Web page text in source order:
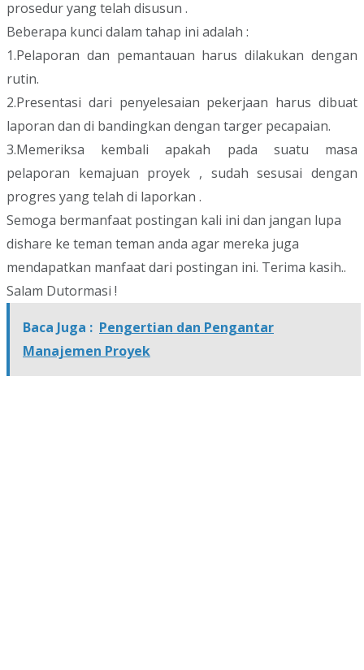
prosedur yang telah disusun .
Beberapa kunci dalam tahap ini adalah :
1.Pelaporan dan pemantauan harus dilakukan dengan
rutin.
2.Presentasi dari penyelesaian pekerjaan harus dibuat
laporan dan di bandingkan dengan targer pecapaian.
3.Memeriksa kembali apakah pada suatu masa
pelaporan kemajuan proyek , sudah sesusai dengan
progres yang telah di laporkan .
Semoga bermanfaat postingan kali ini dan jangan lupa
dishare ke teman teman anda agar mereka juga
mendapatkan manfaat dari postingan ini. Terima kasih..
Salam Dutormasi !
Baca Juga : Pengertian dan Pengantar
Manajemen Proyek